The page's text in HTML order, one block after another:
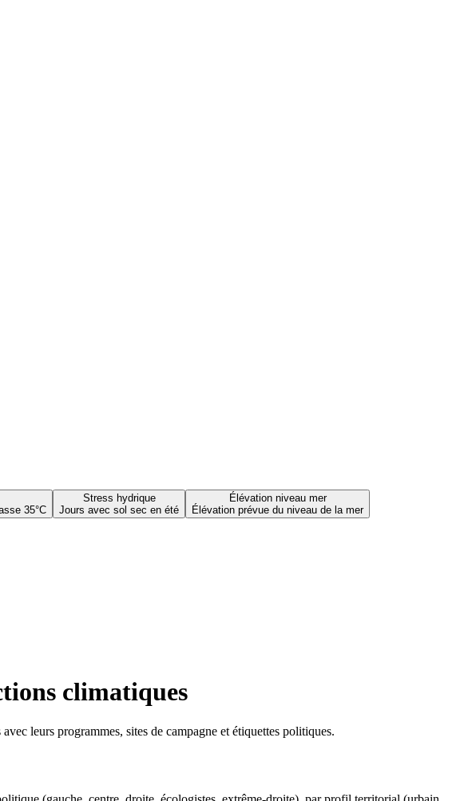
35°C
Stress hydrique
Jours avec sol sec en été
Élévation niveau mer
Élévation prévue du niveau de la mer
climatiques
leurs programmes, sites de campagne et étiquettes politiques.